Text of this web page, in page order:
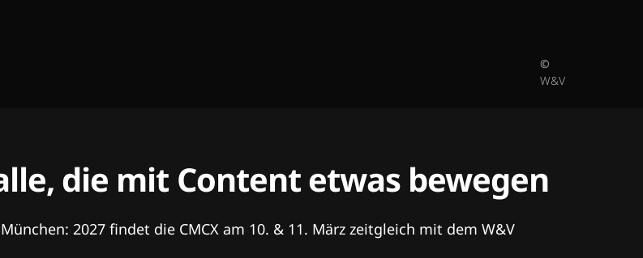
©
W&V
die mit Content etwas bewegen
2027 findet die CMCX am 10. & 11. März zeitgleich mit dem W&V